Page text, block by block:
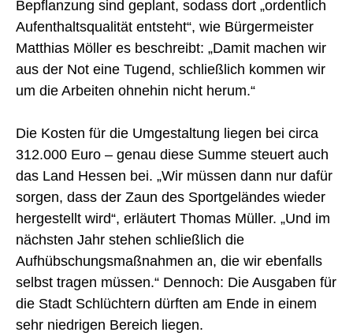
Bepflanzung sind geplant, sodass dort „ordentlich
Aufenthaltsqualität entsteht“, wie Bürgermeister
Matthias Möller es beschreibt: „Damit machen wir
aus der Not eine Tugend, schließlich kommen wir
um die Arbeiten ohnehin nicht herum.“
Die Kosten für die Umgestaltung liegen bei circa
312.000 Euro – genau diese Summe steuert auch
das Land Hessen bei. „Wir müssen dann nur dafür
sorgen, dass der Zaun des Sportgeländes wieder
hergestellt wird“, erläutert Thomas Müller. „Und im
nächsten Jahr stehen schließlich die
Aufhübschungsmaßnahmen an, die wir ebenfalls
selbst tragen müssen.“ Dennoch: Die Ausgaben für
die Stadt Schlüchtern dürften am Ende in einem
sehr niedrigen Bereich liegen.